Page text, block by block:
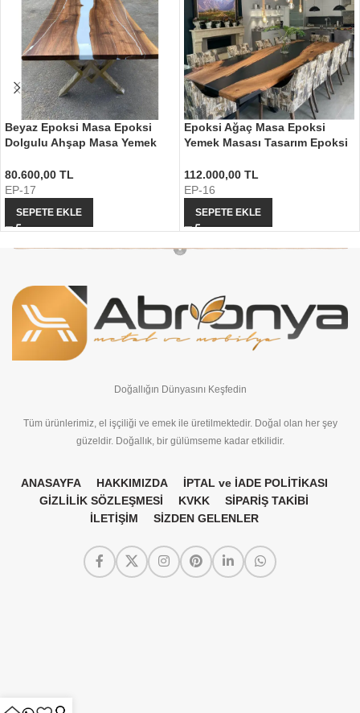
Beyaz Epoksi Masa Epoksi
Dolgulu Ahşap Masa Yemek
80.600,00 TL
EP-17
SEPETE EKLE
Epoksi Ağaç Masa Epoksi
Yemek Masası Tasarım Epoksi
112.000,00 TL
EP-16
SEPETE EKLE
Doğallığın Dünyasını Keşfedin
Tüm ürünlerimiz, el işçiliği ve emek ile üretilmektedir. Doğal olan her şey
güzeldir. Doğallık, bir gülümseme kadar etkilidir.
ANASAYFA HAKKIMIZDA
İPTAL ve İADE POLİTİKASI
GİZLİLİK SÖZLEŞMESİ
KVKK
SİPARİŞ TAKİBİ
İLETİŞİM
SİZDEN GELENLER